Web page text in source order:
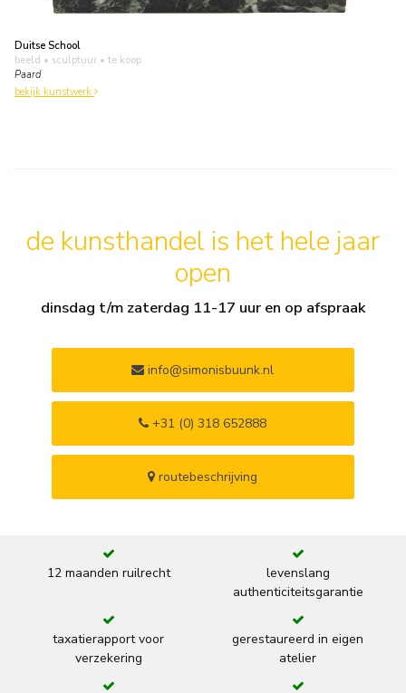
Duitse School
beeld • sculptuur • te koop
Paard
bekijk kunstwerk
de kunsthandel is het hele jaar
open
dinsdag t/m zaterdag 11-17 uur en op afspraak
info@simonisbuunk.nl
+31 (0) 318 652888
routebeschrijving
12 maanden ruilrecht
levenslang
authenticiteitsgarantie
taxatierapport voor
verzekering
gerestaureerd in eigen
atelier